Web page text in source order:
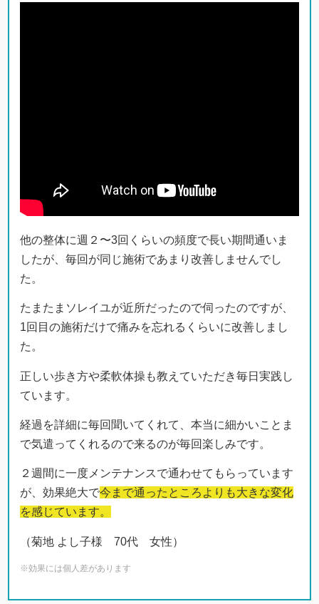
他の整体に週２〜3回くらいの頻度で長い期間通いま
したが、毎回が同じ施術であまり改善しませんでし
た。
たまたまソレイユが近所だったので伺ったのですが、
1回目の施術だけで痛みを忘れるくらいに改善しまし
た。
正しい歩き方や柔軟体操も教えていただき毎日実践し
ています。
経過を詳細に毎回聞いてくれて、本当に細かいことま
で気遣ってくれるので来るのが毎回楽しみです。
２週間に一度メンテナンスで通わせてもらっています
が、効果絶大で今ま で通ったところよりも大きな変化
を感じています。
（菊地 よし子様 70代 女性）
※効果には個人差があります